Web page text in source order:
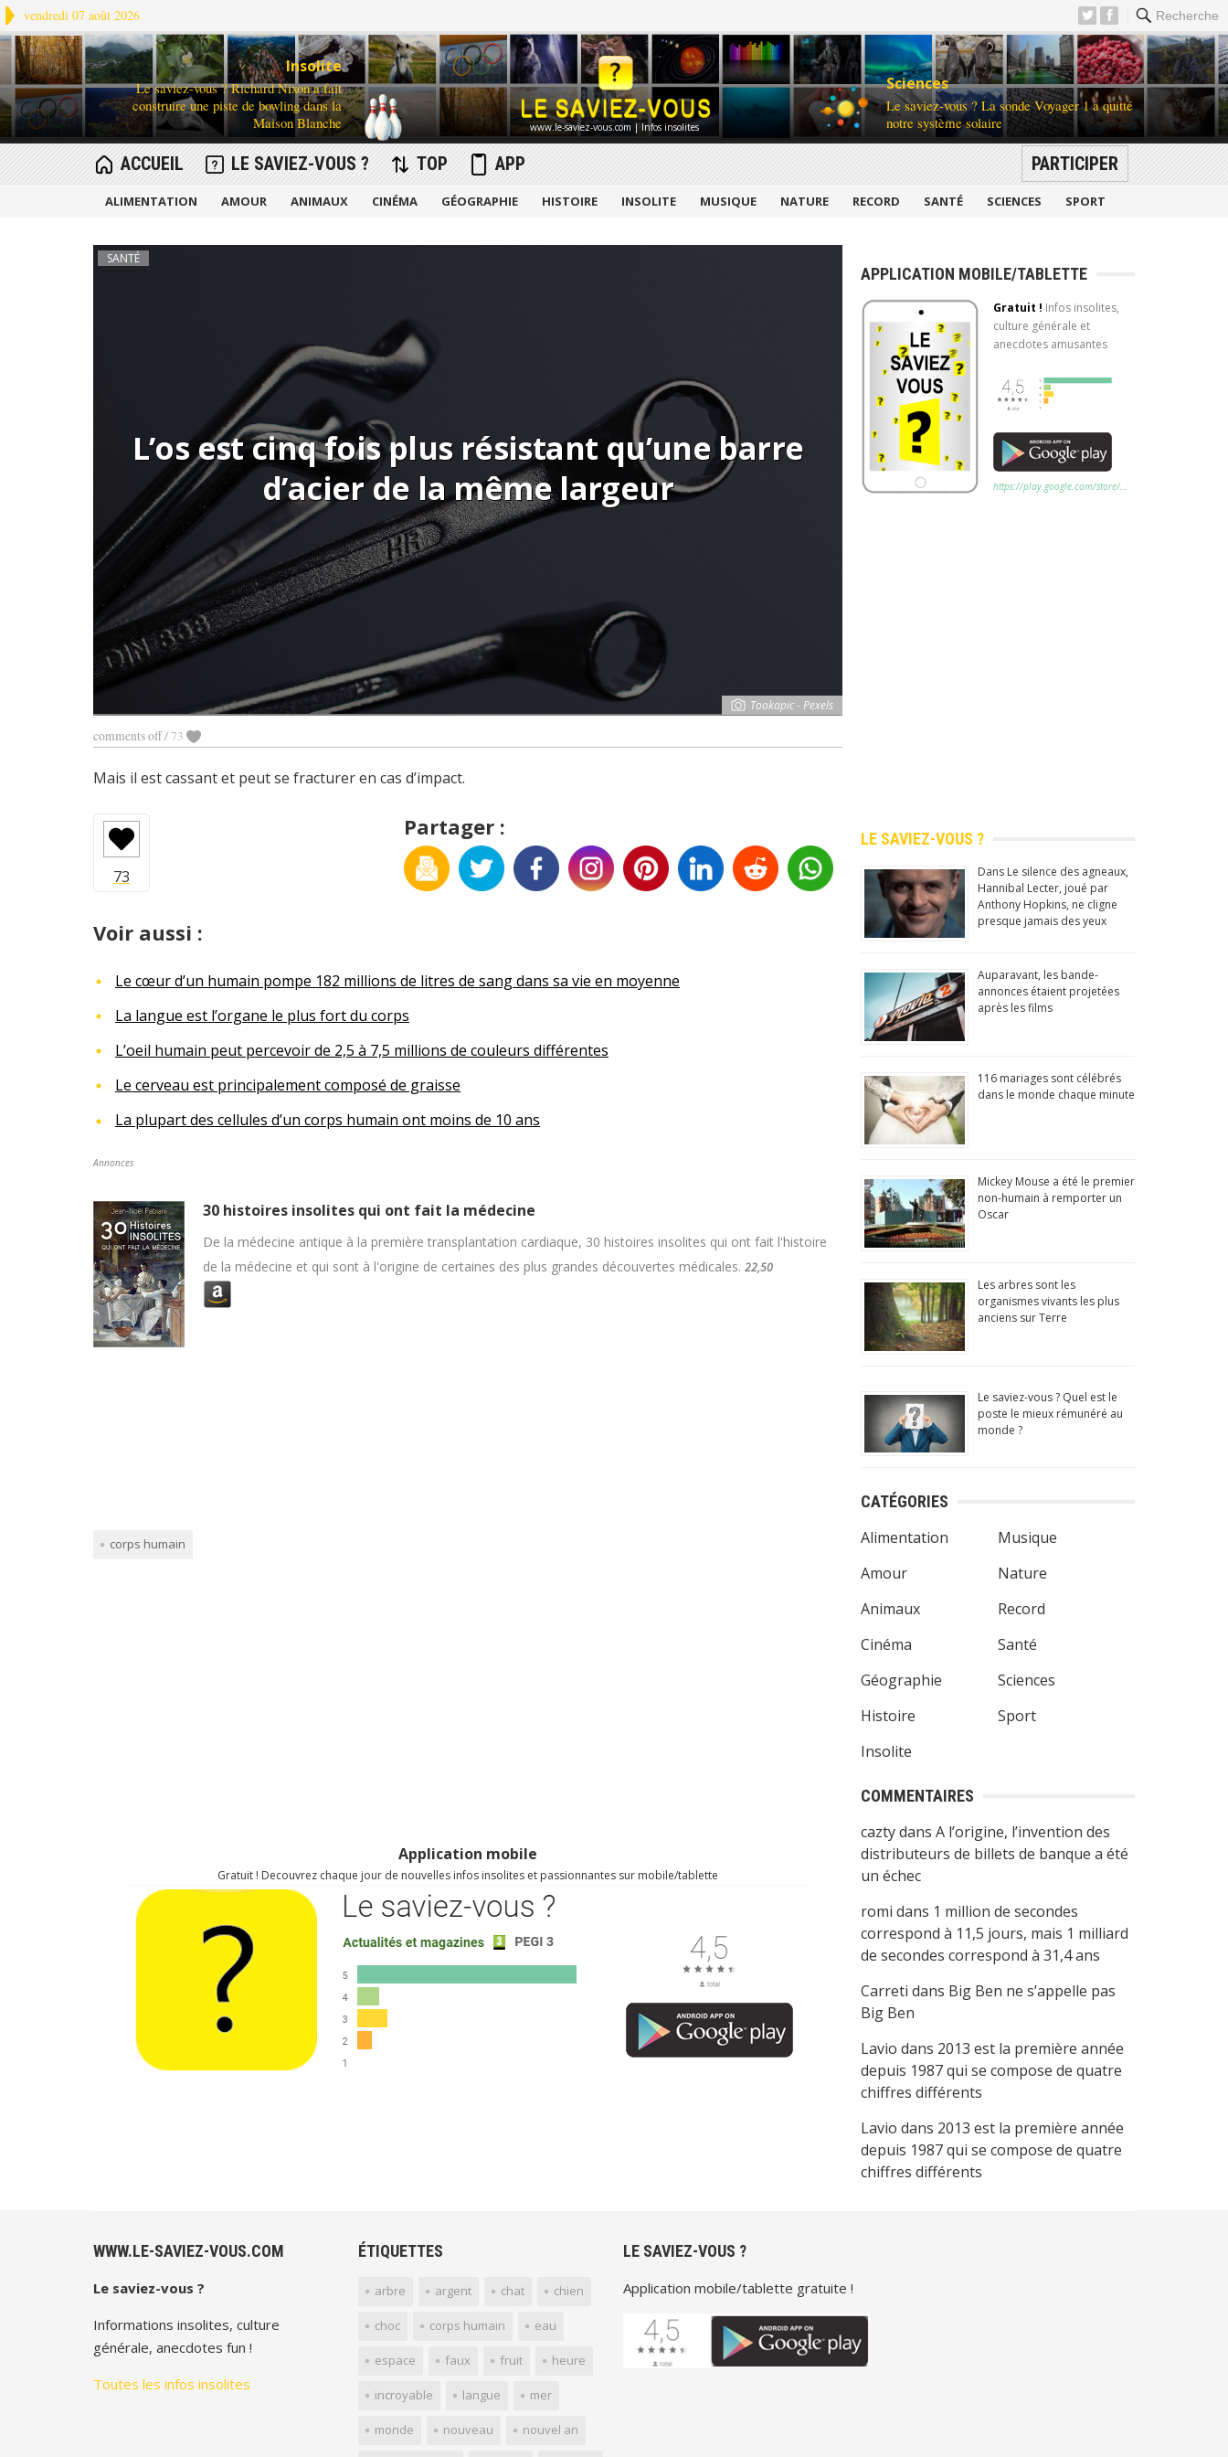
vendredi 07 août 2026 Recherche
www.le-saviez-vous.com | Infos insolites
Insolite
Le saviez-vous ? Richard Nixon a fait
construire une piste de bowling dans la
Maison Blanche
Sciences
Le saviez-vous ? La sonde Voyager 1 a quitté
notre système solaire
ACCUEIL LE SAVIEZ-VOUS ? TOP APP PARTICIPER
ALIMENTATION AMOUR ANIMAUX CINÉMA GÉOGRAPHIE HISTOIRE INSOLITE MUSIQUE NATURE RECORD SANTÉ SCIENCES SPORT
SANTÉ
L’os est cinq fois plus résistant qu’une barre
d’acier de la même largeur
Tookapic - Pexels
comments off/73
Mais il est cassant et peut se fracturer en cas d’impact.
Partager :
Voir aussi :
Le cœur d’un humain pompe 182 millions de litres de sang dans sa vie en moyenne
La langue est l’organe le plus fort du corps
L’oeil humain peut percevoir de 2,5 à 7,5 millions de couleurs différentes
Le cerveau est principalement composé de graisse
La plupart des cellules d’un corps humain ont moins de 10 ans
Annonces
30 histoires insolites qui ont fait la médecine
De la médecine antique à la première transplantation cardiaque, 30 histoires insolites qui ont fait l'histoire
de la médecine et qui sont à l'origine de certaines des plus grandes découvertes médicales. 22,50
corps humain
Application mobile
Gratuit ! Decouvrez chaque jour de nouvelles infos insolites et passionnantes sur mobile/tablette
APPLICATION MOBILE/TABLETTE
Gratuit ! Infos insolites,
culture générale et
anecdotes amusantes
https://play.google.com/store/…
LE SAVIEZ-VOUS ?
Dans Le silence des agneaux,
Hannibal Lecter, joué par
Anthony Hopkins, ne cligne
presque jamais des yeux
Auparavant, les bande-
annonces étaient projetées
après les films
116 mariages sont célébrés
dans le monde chaque minute
Mickey Mouse a été le premier
non-humain à remporter un
Oscar
Les arbres sont les
organismes vivants les plus
anciens sur Terre
Le saviez-vous ? Quel est le
poste le mieux rémunéré au
monde ?
CATÉGORIES
Alimentation
Amour
Animaux
Cinéma
Géographie
Histoire
Insolite
Musique
Nature
Record
Santé
Sciences
Sport
COMMENTAIRES
caztydans A l’origine, l’invention des
distributeurs de billets de banque a été
un échec
romi dans 1 million de secondes
correspond à 11,5 jours, mais 1 milliard
de secondes correspond à 31,4 ans
Carreti dans Big Ben ne s’appelle pas
Big Ben
Lavio dans 2013 est la première année
depuis 1987 qui se compose de quatre
chiffres différents
Lavio dans 2013 est la première année
depuis 1987 qui se compose de quatre
chiffres différents
WWW.LE-SAVIEZ-VOUS.COM
Le saviez-vous ?
Informations insolites, culture
générale, anecdotes fun !
Toutes les infos insolites
ÉTIQUETTES
arbre argent chat chien
choc corps humain eau
espace faux fruit heure
incroyable langue mer
monde nouveau nouvel an
LE SAVIEZ-VOUS ?
Application mobile/tablette gratuite !
Découvrez chaque jour de nouvelles infos amusantes, anecdotes insolites, culture générale!
Application mobile gratuite disponible sur Android (Google Play Storeofficiel)